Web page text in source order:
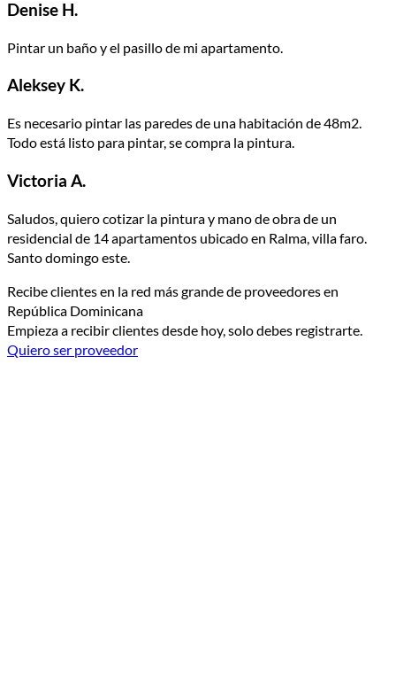
Denise H.
Pintar un baño y el pasillo de mi apartamento.
Aleksey K.
Es necesario pintar las paredes de una habitación de 48m2.
Todo está listo para pintar, se compra la pintura.
Victoria A.
Saludos, quiero cotizar la pintura y mano de obra de un
residencial de 14 apartamentos ubicado en Ralma, villa faro.
Santo domingo este.
Recibe clientes en la red más grande de proveedores en
República Dominicana
Empieza a recibir clientes desde hoy, solo debes registrarte.
Quiero ser proveedor